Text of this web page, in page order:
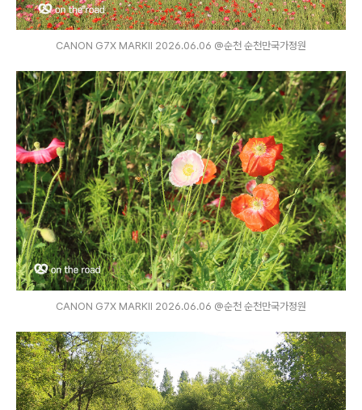
CANON G7X MARKⅡ 2026.06.06 @순천 순천만국가정원
CANON G7X MARKⅡ 2026.06.06 @순천 순천만국가정원